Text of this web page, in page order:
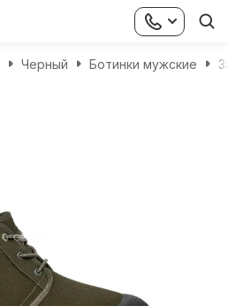
Черный Ботинки мужские